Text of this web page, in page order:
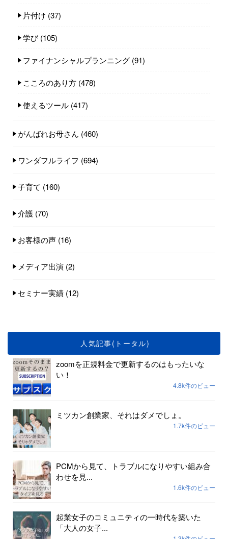
片付け (37)
学び(105)
ファイナンシャルプランニング (91)
こころのあり方 (478)
使えるツール (417)
がんばれお母さん (460)
ワンダフルライフ (694)
子育て (160)
介護 (70)
お客様の声 (16)
メディア出演 (2)
セミナー実績 (12)
人気記事(トータル)
zoomを正規料金で更新するのはもったいな
い！
4.8k件のビュー
ミツカン創業家、それはダメでしょ。
1.7k件のビュー
PCMから見て、トラブルになりやすい組み合
わせを見...
1.6k件のビュー
起業女子のコミュニティの一時代を築いた
「大人の女子...